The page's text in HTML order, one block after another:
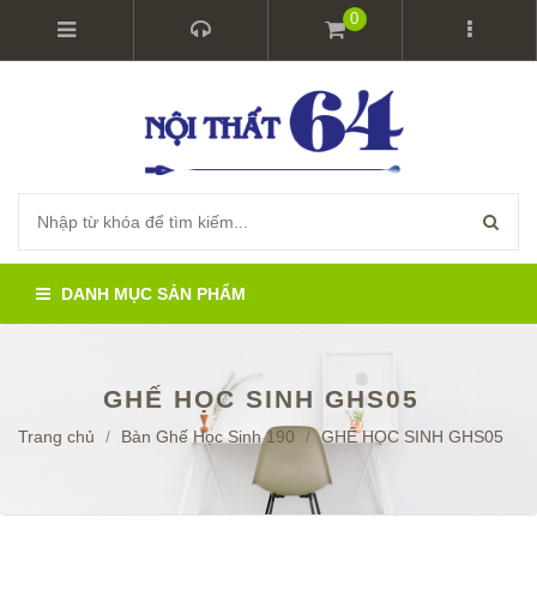
0
DANH MỤC SẢN PHẨM
GHẾ HỌC SINH GHS05
Trang chủ / Bàn Ghế Học Sinh 190 / GHẾ HỌC SINH GHS05